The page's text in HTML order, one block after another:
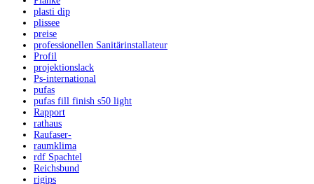
plasti dip
plissee
preise
professionellen Sanitärinstallateur
Profil
projektionslack
Ps-international
pufas
pufas fill finish s50 light
Rapport
rathaus
Raufaser-
raumklima
rdf Spachtel
Reichsbund
rigips